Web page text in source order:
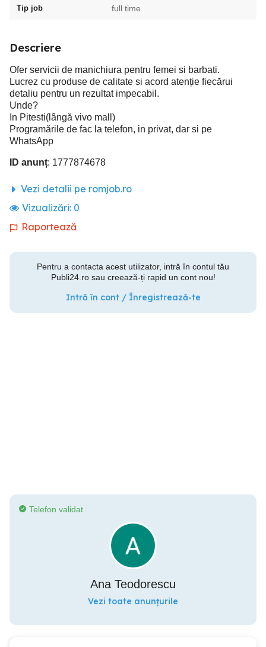
Tip job full time
Descriere
Ofer servicii de manichiura pentru femei si barbati.
Lucrez cu produse de calitate si acord atenție fiecărui
detaliu pentru un rezultat impecabil.
Unde?
In Pitesti(lângă vivo mall)
Programările de fac la telefon, in privat, dar si pe
WhatsApp
ID anunț: 1777874678
Vezi detalii pe romjob.ro
Vizualizări: 0
Raportează
Pentru a contacta acest utilizator, intră în contul tău
Publi24.ro sau creează-ți rapid un cont nou!
Intră în cont / Înregistrează-te
Telefon validat
Ana Teodorescu
Vezi toate anunțurile